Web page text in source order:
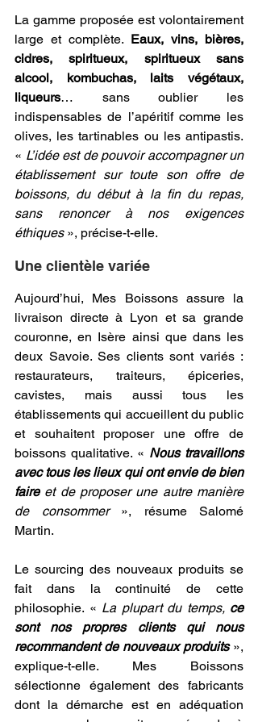
La gamme proposée est volontairement
large et complète. Eaux, vins, bières,
cidres, spiritueux, spiritueux sans
alcool, kombuchas, laits végétaux,
liqueurs… sans oublier les
indispensables de l’apéritif comme les
olives, les tartinables ou les antipastis.
« L’idée est de pouvoir accompagner un
établissement sur toute son offre de
boissons, du début à la fin du repas,
sans renoncer à nos exigences
éthiques », précise-t-elle.
Une clientèle variée
Aujourd’hui, Mes Boissons assure la
livraison directe à Lyon et sa grande
couronne, en Isère ainsi que dans les
deux Savoie. Ses clients sont variés :
restaurateurs, traiteurs, épiceries,
cavistes, mais aussi tous les
établissements qui accueillent du public
et souhaitent proposer une offre de
boissons qualitative. « Nous travaillons
avec tous les lieux qui ont envie de bien
faire et de proposer une autre manière
de consommer », résume Salomé
Martin.
Le sourcing des nouveaux produits se
fait dans la continuité de cette
philosophie. « La plupart du temps, ce
sont nos propres clients qui nous
recommandent de nouveaux produits »,
explique-t-elle. Mes Boissons
sélectionne également des fabricants
dont la démarche est en adéquation